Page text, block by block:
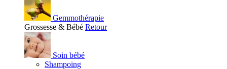
Gemmothérapie
Grossesse & Bébé Retour
Soin bébé
Shampoing